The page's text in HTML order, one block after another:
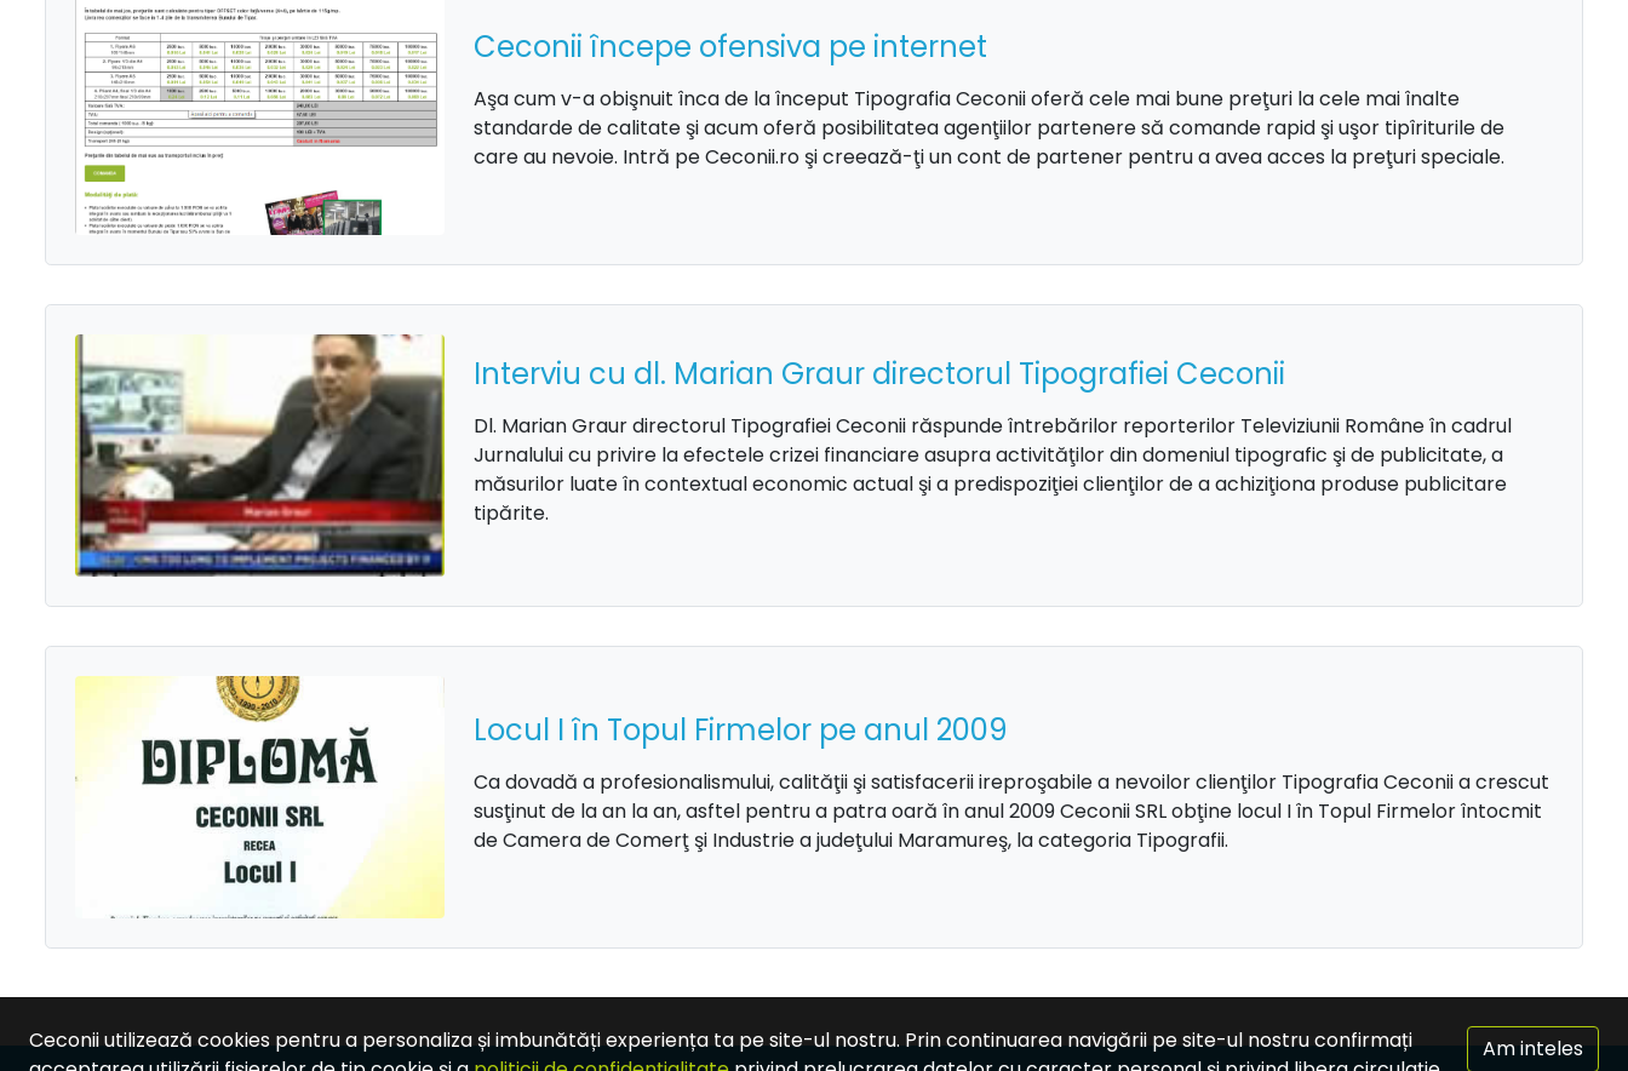
Ceconii începe ofensiva pe internet
Aşa cum v-a obişnuit înca de la început Tipografia Ceconii oferă cele mai bune preţuri la cele mai înalte
standarde de calitate şi acum oferă posibilitatea agenţiilor partenere să comande rapid şi uşor tipîriturile de
care au nevoie. Intră pe Ceconii.ro şi creează-ţi un cont de partener pentru a avea acces la preţuri speciale.
Interviu cu dl. Marian Graur directorul Tipografiei Ceconii
Dl. Marian Graur directorul Tipografiei Ceconii răspunde întrebărilor reporterilor Televiziunii Române în cadrul
Jurnalului cu privire la efectele crizei financiare asupra activităţilor din domeniul tipografic şi de publicitate, a
măsurilor luate în contextual economic actual şi a predispoziţiei clienţilor de a achiziţiona produse publicitare
tipărite.
Locul I în Topul Firmelor pe anul 2009
Ca dovadă a profesionalismului, calităţii şi satisfacerii ireproşabile a nevoilor clienţilor Tipografia Ceconii a crescut
susţinut de la an la an, asftel pentru a patra oară în anul 2009 Ceconii SRL obţine locul I în Topul Firmelor întocmit
de Camera de Comerţ şi Industrie a judeţului Maramureş, la categoria Tipografii.
Am inteles
Ceconii utilizează cookies pentru a personaliza și imbunătăți experiența ta pe site-ul nostru. Prin continuarea navigării pe site-ul nostru confirmați